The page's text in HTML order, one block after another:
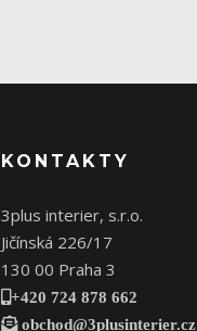
KONTAKTY
3plus interier, s.r.o.
Jičínská 226/17
130 00 Praha 3
+420 724 878 662
obchod@3plusinterier.cz